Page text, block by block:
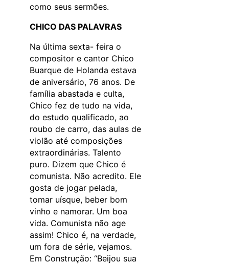
como seus sermões.
CHICO DAS PALAVRAS
Na última sexta- feira o
compositor e cantor Chico
Buarque de Holanda estava
de aniversário, 76 anos. De
família abastada e culta,
Chico fez de tudo na vida,
do estudo qualificado, ao
roubo de carro, das aulas de
violão até composições
extraordinárias. Talento
puro. Dizem que Chico é
comunista. Não acredito. Ele
gosta de jogar pelada,
tomar uísque, beber bom
vinho e namorar. Um boa
vida. Comunista não age
assim! Chico é, na verdade,
um fora de série, vejamos.
Em Construção: “Beijou sua